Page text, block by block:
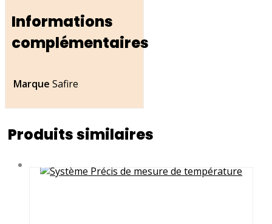
Informations
complémentaires
Marque Safire
Produits similaires